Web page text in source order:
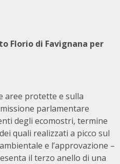
Florio di Favignana per
aree protette e sulla
parlamentare
degli ecomostri, termine
quali realizzati a picco sul
e l’approvazione –
il terzo anello di una